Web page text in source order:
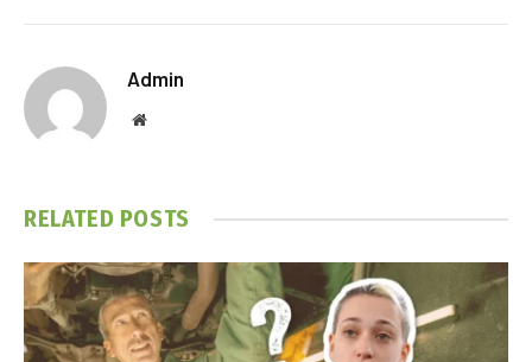
Admin
Website
RELATED POSTS